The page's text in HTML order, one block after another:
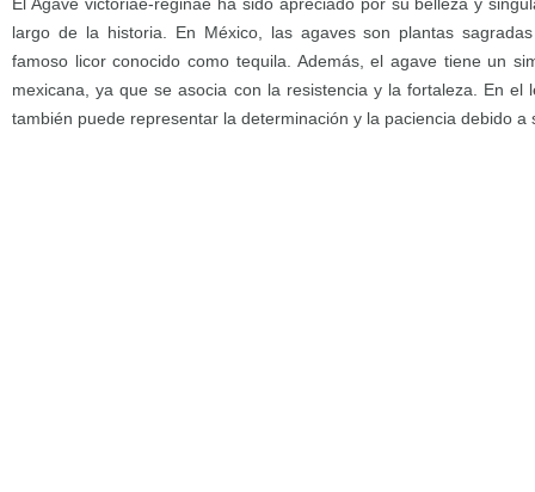
largo de la historia. En México, las agaves son plantas
famoso licor conocido como tequila. Además, el agave tiene un
mexicana, ya que se asocia con la resistencia y la fortaleza. En el
también puede representar la determinación y la paciencia debido a